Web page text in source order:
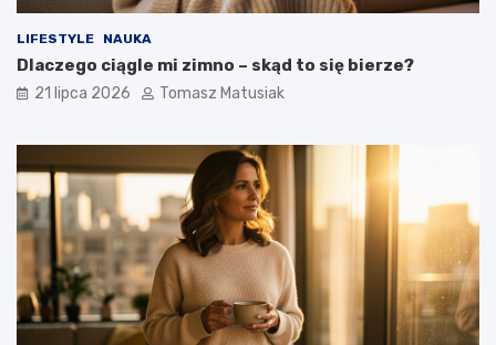
LIFESTYLE NAUKA
Dlaczego ciągle mi zimno – skąd to się bierze?
21 lipca 2026 Tomasz Matusiak